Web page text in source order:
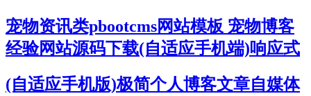
宠物资讯类pbootcms网站模板 宠物博客
经验网站源码下载(自适应手机端)响应式
(自适应手机版)极简个人博客文章自媒体